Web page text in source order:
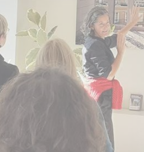
TOUT
LE
SITE